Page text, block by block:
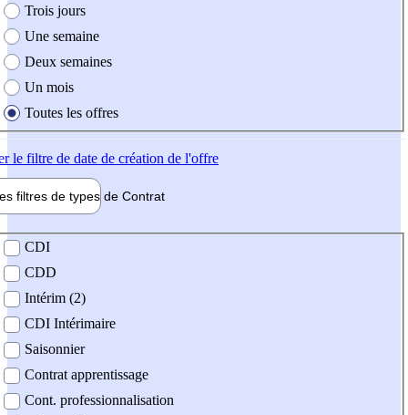
Trois jours
Une semaine
Deux semaines
Un mois
Toutes les offres
le filtre de date de création de l'offre
filtres de types de Contrat
contrat
CDI
CDD
Intérim (2)
CDI Intérimaire
Saisonnier
Contrat apprentissage
Cont. professionnalisation